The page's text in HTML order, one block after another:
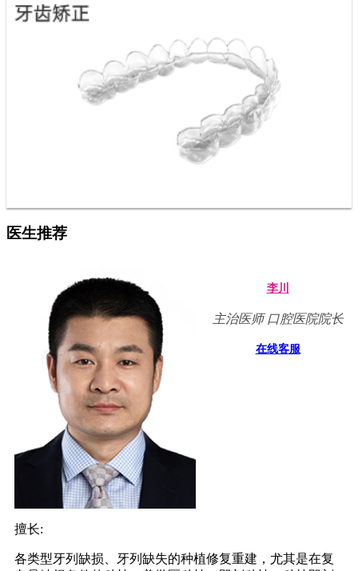
医生推荐
李川
主治医师 口腔医院院长
在线客服
擅长:
各类型牙列缺损、牙列缺失的种植修复重建，尤其是在复